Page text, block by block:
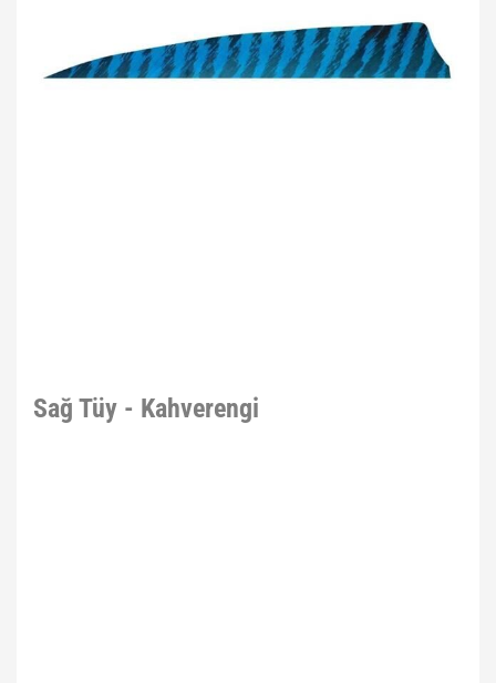
Sağ Tüy - Kahverengi